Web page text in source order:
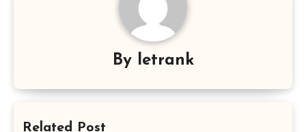
By letrank
Related Post